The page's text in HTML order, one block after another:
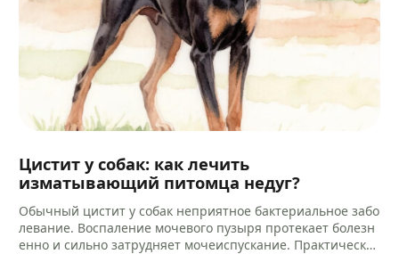
Цистит у собак: как лечить
изматывающий питомца недуг?
Обычный цистит у собак неприятное бактериальное забо
левание. Воспаление мочевого пузыря протекает болезн
енно и сильно затрудняет мочеиспускание. Практически